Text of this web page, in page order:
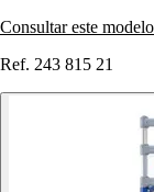
Consultar este modelo
Ref. 243 815 21